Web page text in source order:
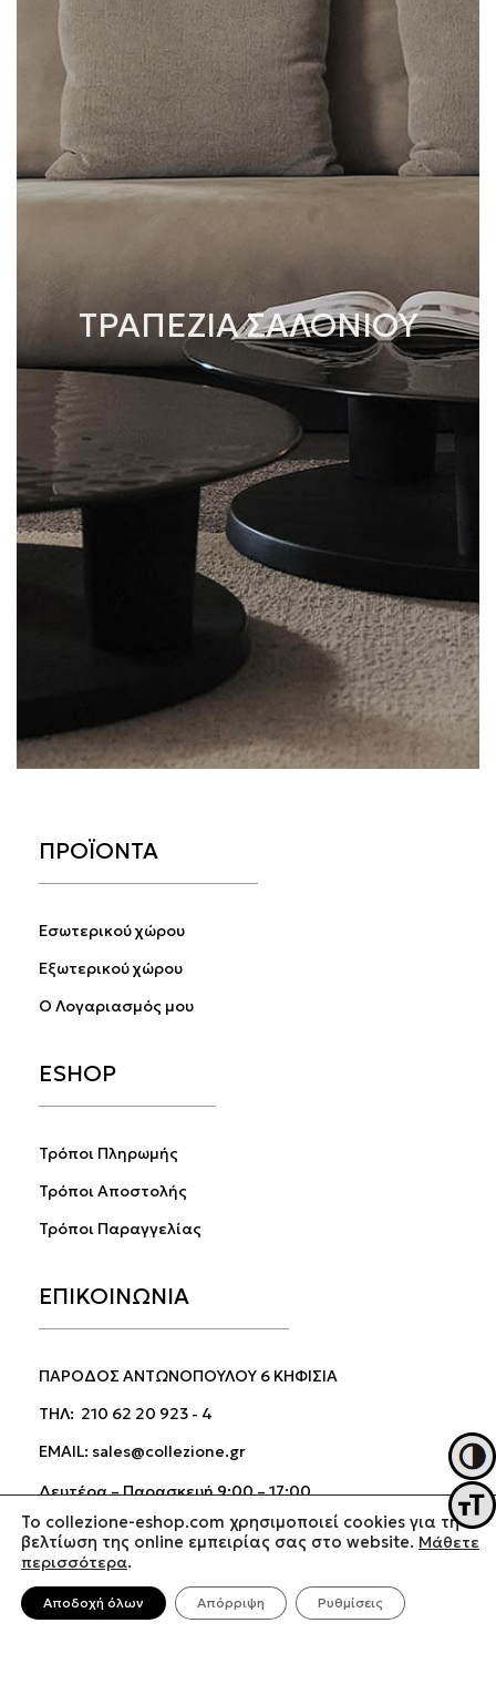
ΤΡΑΠΕΖΙΑ ΣΑΛΟΝΙΟΥ
ΠΡΟΪΟΝΤΑ
Εσωτερικού χώρου
Εξωτερικού χώρου
Ο Λογαριασμός μου
ESHOP
Τρόποι Πληρωμής
Τρόποι Αποστολής
Τρόποι Παραγγελίας
ΕΠΙΚΟΙΝΩΝΙΑ
ΠΑΡΟΔΟΣ ΑΝΤΩΝΟΠΟΥΛΟΥ 6 ΚΗΦΙΣΙΑ
ΤΗΛ: 210 62 20 923 - 4
EMAIL: sales@collezione.gr
Δευτέρα – Παρασκευή 9:00 – 17:00
Σάββατο 9:00 – 15:00
To collezione-eshop.com χρησιμοποιεί cookies για τη
βελτίωση της online εμπειρίας σας στο website. Μάθετε
περισσότερα.
Αποδοχή όλων Απόρριψη Ρυθμίσεις